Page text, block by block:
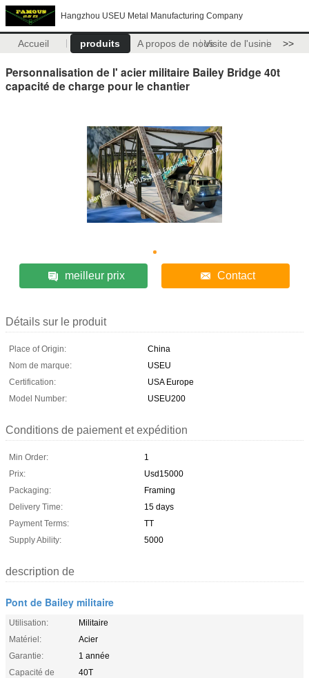
Hangzhou USEU Metal Manufacturing Company
Accueil produits A propos de nousVisite de l'usine >>
Personnalisation de l' acier militaire Bailey Bridge 40t
capacité de charge pour le chantier
meilleur prix Contact
Détails sur le produit
Place of Origin:
China
Nom de marque:
USEU
Certification:
USA Europe
Model Number:
USEU200
Conditions de paiement et expédition
Min Order:
1
Prix:
Usd15000
Packaging:
Framing
Delivery Time:
15 days
Payment Terms:
TT
Supply Ability:
5000
description de
Pont de Bailey militaire
Utilisation:
Militaire
Matériel:
Acier
Garantie:
1 année
Capacité de
40T